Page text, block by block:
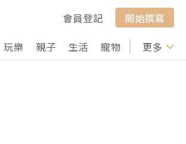
會員登記
開始撰寫
玩樂 親子 生活 寵物 行山 打卡
更多